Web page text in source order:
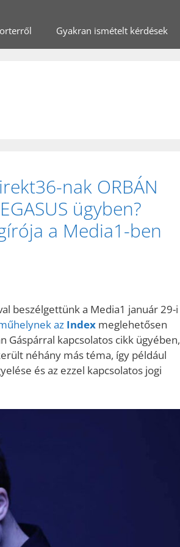
Gyakran ismételt kérdések
nak ORBÁN
ügyben?
a Media1-ben
beszélgettünk a Media1 január 29-i
az Index meglehetősen
Gáspárral kapcsolatos cikk ügyében,
néhány más téma, így például
és az ezzel kapcsolatos jogi